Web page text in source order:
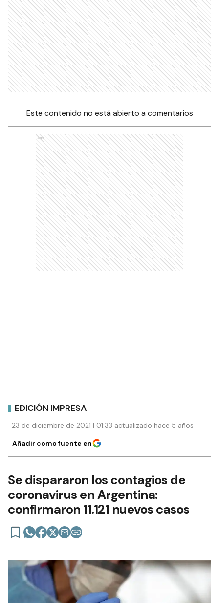
Este contenido no está abierto a comentarios
Ads
EDICIÓN IMPRESA
23 de diciembre de 2021 | 01:33 actualizado hace 5 años
Añadir como fuente en
Se dispararon los contagios de
coronavirus en Argentina:
confirmaron 11.121 nuevos casos